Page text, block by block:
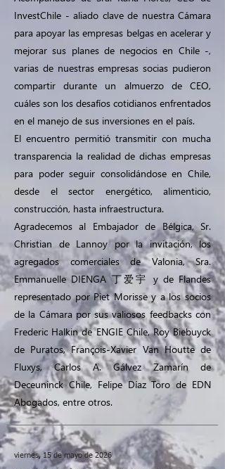
InvestChile - aliado clave de nuestra Cámara
para apoyar las empresas belgas en acelerar y
mejorar sus planes de negocios en Chile -,
varias de nuestras empresas socias pudieron
compartir durante un almuerzo de CEO,
cuáles son los desafíos cotidianos enfrentados
en el manejo de sus inversiones en el país.
El encuentro permitió transmitir con mucha
transparencia la realidad de dichas empresas
para poder seguir consolidándose en Chile,
desde el sector energético, alimenticio,
construcción, hasta infraestructura.
Agradecemos al Embajador de Bélgica, Sr.
Christian de Lannoy por la invitación, los
agregados comerciales de Valonia, Sra.
Emmanuelle DIENGA 丁爱宇 y de Flandes
representado por Piet Morisse y a los socios
de la Cámara por sus valiosos feedbacks con
Frederic Halkin de ENGIE Chile, Roy Biebuyck
de Puratos, François-Xavier Van Houtte de
Fluxys, Carlos A. Gálvez Zamarín de
Deceuninck Chile, Felipe Díaz Toro de EDN
Abogados, entre otros.
viernes, 15 de mayo de 2026